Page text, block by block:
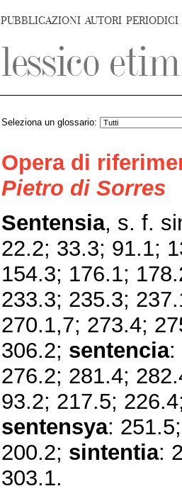
PUBBLICAZIONI AUTORI PERIODICI
Seleziona un glossario:
Opera di
Pietro di Sorres
Sentensia, s. f.
22.2; 33.3; 91.1;
154.3; 176.1;
233.3; 235.3;
270.1,7; 273.4;
306.2; sentencia:
276.2; 281.4;
93.2; 217.5;
sentensya:
200.2; sintentia:
303.1.